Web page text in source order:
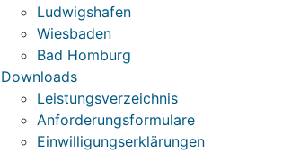
Ludwigshafen
Wiesbaden
Bad Homburg
Downloads
Leistungsverzeichnis
Anforderungsformulare
Einwilligungserklärungen